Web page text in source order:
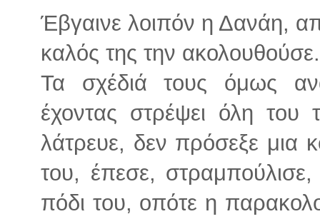
Έβγαινε λοιπόν η Δανάη,
καλός της την ακολουθούσε.
Τα σχέδιά τους όμως
έχοντας στρέψει όλη του
λάτρευε, δεν πρόσεξε
του, έπεσε,
πόδι του, οπότε η